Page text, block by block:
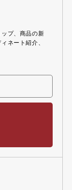
プ、商品の新
ネート紹介、